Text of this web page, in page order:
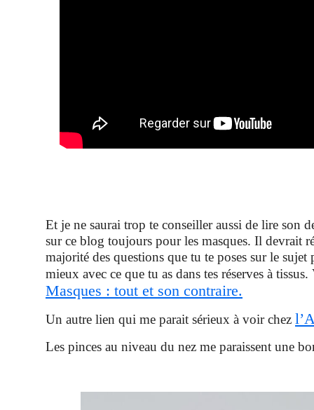
Et je ne saurai trop te conseiller aussi de lire son
sur ce blog toujours pour les masques. Il devrait
majorité des questions que tu te poses sur le sujet
mieux avec ce que tu as dans tes réserves à
Masques : tout et son contraire.
Un autre lien qui me parait sérieux à voir chez
Les pinces au niveau du nez me paraissent une